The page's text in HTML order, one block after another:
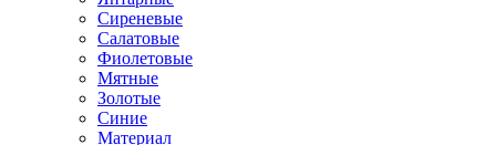
Сиреневые
Салатовые
Фиолетовые
Мятные
Золотые
Синие
Материал